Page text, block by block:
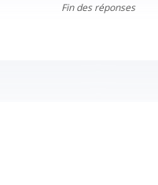
Fin des réponses